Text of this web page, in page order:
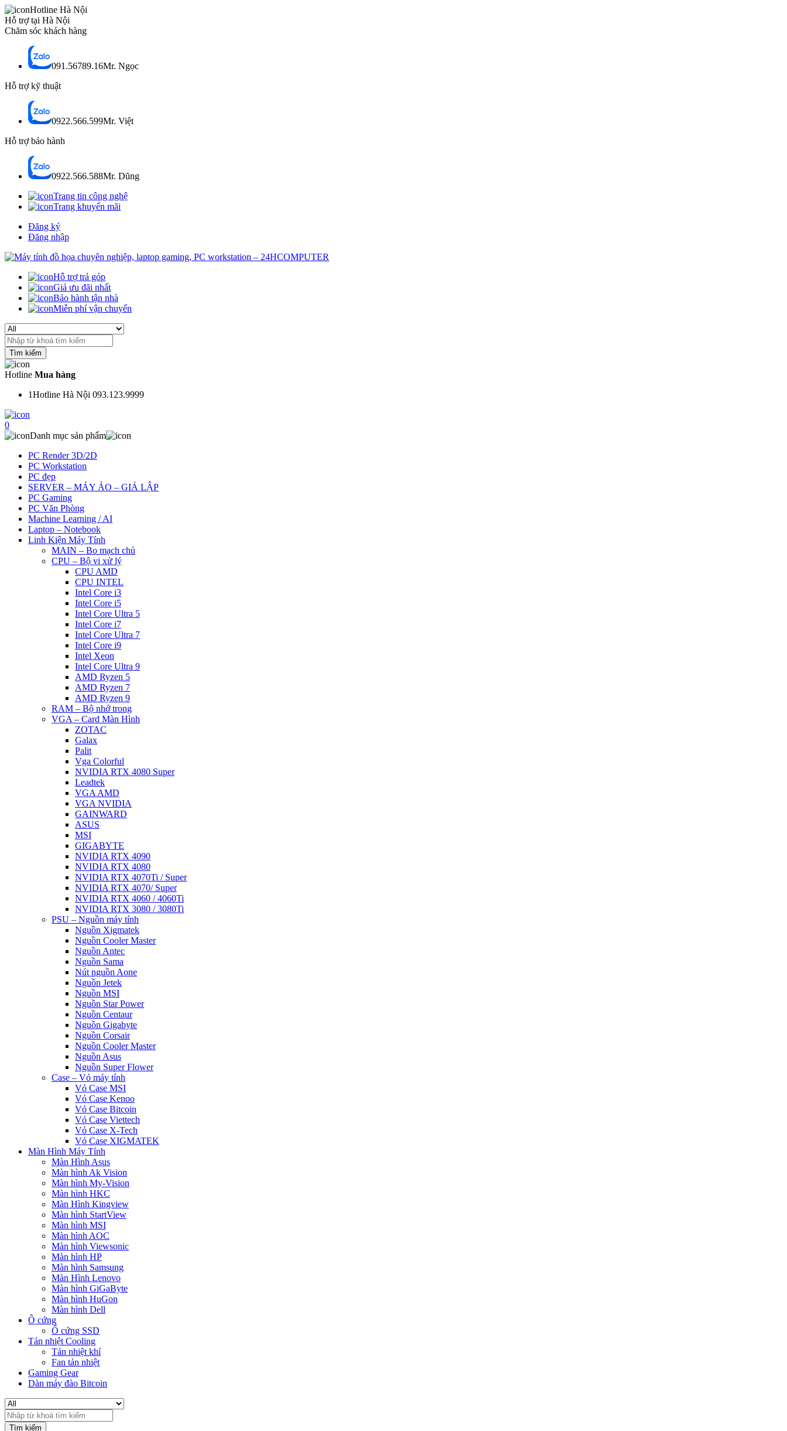
Hotline Hà Nội
Hỗ trợ tại Hà Nội
Chăm sóc khách hàng
091.56789.16Mr. Ngọc
Hỗ trợ kỹ thuật
0922.566.599Mr. Việt
Hỗ trợ bảo hành
0922.566.588Mr. Dũng
Trang tin công nghệ
Trang khuyến mãi
Đăng ký
Đăng nhập
Hỗ trợ trả góp
Giá ưu đãi nhất
Bảo hành tận nhà
Miễn phí vận chuyển
Search
for:
Hotline Mua hàng
1Hotline Hà Nội 093.123.9999
0
Danh mục sản phẩm
PC Render 3D/2D
PC Workstation
PC đẹp
SERVER – MÁY ẢO – GIẢ LẬP
PC Gaming
PC Văn Phòng
Machine Learning / AI
Laptop – Notebook
Linh Kiện Máy Tính
MAIN – Bo mạch chủ
CPU – Bộ vi xử lý
CPU AMD
CPU INTEL
Intel Core i3
Intel Core i5
Intel Core Ultra 5
Intel Core i7
Intel Core Ultra 7
Intel Core i9
Intel Xeon
Intel Core Ultra 9
AMD Ryzen 5
AMD Ryzen 7
AMD Ryzen 9
RAM – Bộ nhớ trong
VGA – Card Màn Hình
ZOTAC
Galax
Palit
Vga Colorful
NVIDIA RTX 4080 Super
Leadtek
VGA AMD
VGA NVIDIA
GAINWARD
ASUS
MSI
GIGABYTE
NVIDIA RTX 4090
NVIDIA RTX 4080
NVIDIA RTX 4070Ti / Super
NVIDIA RTX 4070/ Super
NVIDIA RTX 4060 / 4060Ti
NVIDIA RTX 3080 / 3080Ti
PSU – Nguồn máy tính
Nguồn Xigmatek
Nguồn Cooler Master
Nguồn Antec
Nguồn Sama
Nút nguồn Aone
Nguồn Jetek
Nguồn MSI
Nguồn Star Power
Nguồn Centaur
Nguồn Gigabyte
Nguồn Corsair
Nguồn Cooler Master
Nguồn Asus
Nguồn Super Flower
Case – Vỏ máy tính
Vỏ Case MSI
Vỏ Case Kenoo
Vỏ Case Bitcoin
Vỏ Case Viettech
Vỏ Case X-Tech
Vỏ Case XIGMATEK
Màn Hình Máy Tính
Màn Hình Asus
Màn hình Ak Vision
Màn hình My-Vision
Màn hình HKC
Màn Hình Kingview
Màn hình StartView
Màn hình MSI
Màn hình AOC
Màn hình Viewsonic
Màn hình HP
Màn hình Samsung
Màn Hình Lenovo
Màn hình GiGaByte
Màn hình HuGon
Màn hình Dell
Ô cứng
Ổ cứng SSD
Tản nhiệt Cooling
Tản nhiệt khí
Fan tản nhiệt
Gaming Gear
Dàn máy đào Bitcoin
Search
for: